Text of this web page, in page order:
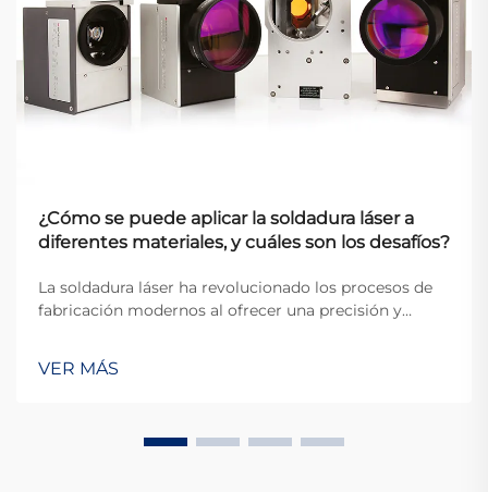
¿Cómo se puede aplicar la soldadura láser a
diferentes materiales, y cuáles son los desafíos?
La soldadura láser ha revolucionado los procesos de
fabricación modernos al ofrecer una precisión y
materiales. Esta técnica avanzada utiliza haces de
láser enfocados para crear soldaduras de alta calidad
VER MÁS